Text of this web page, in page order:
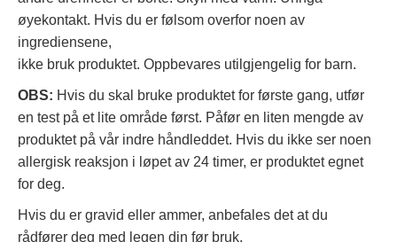
øyekontakt. Hvis du er følsom overfor noen av
ingrediensene,
ikke bruk produktet. Oppbevares utilgjengelig for barn.
OBS: Hvis du skal bruke produktet for første gang, utfør
en test på et lite område først. Påfør en liten mengde av
produktet på vår indre håndleddet. Hvis du ikke ser noen
allergisk reaksjon i løpet av 24 timer, er produktet egnet
for deg.
Hvis du er gravid eller ammer, anbefales det at du
rådfører deg med legen din før bruk.